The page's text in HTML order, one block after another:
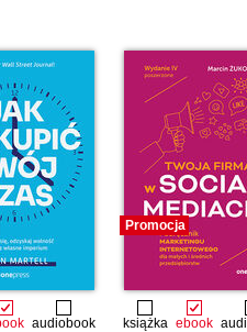
audiobook
Promocja
książka ebook